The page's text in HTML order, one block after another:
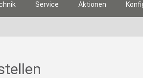
Service Aktionen